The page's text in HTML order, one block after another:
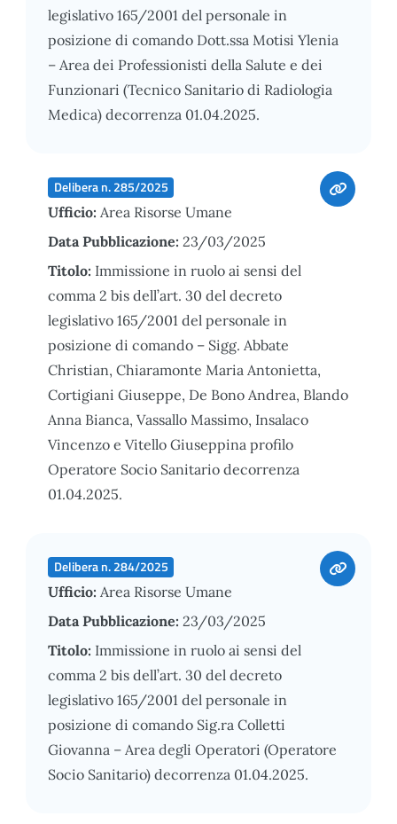
legislativo 165/2001 del personale in
posizione di comando Dott.ssa Motisi Ylenia
– Area dei Professionisti della Salute e dei
Funzionari (Tecnico Sanitario di Radiologia
Medica) decorrenza 01.04.2025.
Delibera n. 285/2025
Ufficio: Area Risorse Umane
Data Pubblicazione: 23/03/2025
Titolo: Immissione in ruolo ai sensi del
comma 2 bis dell’art. 30 del decreto
legislativo 165/2001 del personale in
posizione di comando – Sigg. Abbate
Christian, Chiaramonte Maria Antonietta,
Cortigiani Giuseppe, De Bono Andrea, Blando
Anna Bianca, Vassallo Massimo, Insalaco
Vincenzo e Vitello Giuseppina profilo
Operatore Socio Sanitario decorrenza
01.04.2025.
Delibera n. 284/2025
Ufficio: Area Risorse Umane
Data Pubblicazione: 23/03/2025
Titolo: Immissione in ruolo ai sensi del
comma 2 bis dell’art. 30 del decreto
legislativo 165/2001 del personale in
posizione di comando Sig.ra Colletti
Giovanna – Area degli Operatori (Operatore
Socio Sanitario) decorrenza 01.04.2025.